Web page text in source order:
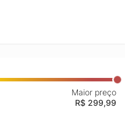
Maior preço
R$ 299,99